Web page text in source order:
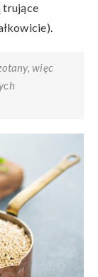
trujące
więc